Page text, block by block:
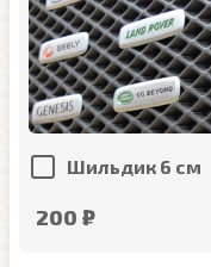
Шильдик 6 см
200 ₽